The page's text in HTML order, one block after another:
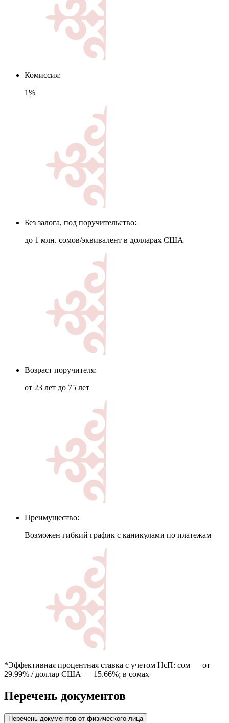
Комиссия:
1%
Без залога, под поручительство:
до 1 млн. сомов/эквивалент в долларах США
Возраст поручителя:
от 23 лет до 75 лет
Преимущество:
Возможен гибкий график с каникулами по платежам
*Эффективная процентная ставка с учетом НсП: сом — от
29.99% / доллар США — 15.66%; в сомах
Перечень документов
Перечень документов от физического лица